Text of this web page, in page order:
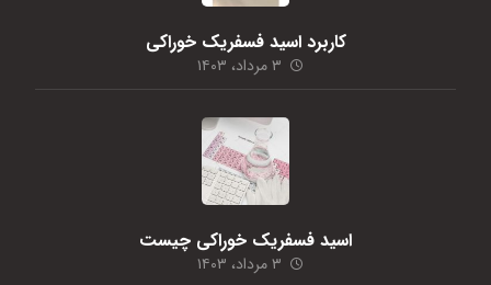
کاربرد اسید فسفریک خوراکی
۳ مرداد، ۱۴۰۳
اسید فسفریک خوراکی چیست
۳ مرداد، ۱۴۰۳